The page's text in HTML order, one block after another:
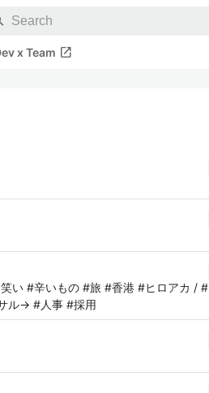
x Team open_in_new
い #辛いもの #旅 #香港 #ヒロアカ / #
ル→ #人事 #採用